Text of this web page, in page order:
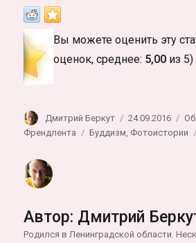
Вы можете оценить эту
оценок, среднее: 5,00 из 5)
Автор
Дмитрий Беркут Опубликовано
24.09.2016
Френдлента
Метки
Буддизм, Фотоистории
Автор: Дмитрий
Родился в Ленинградской области.